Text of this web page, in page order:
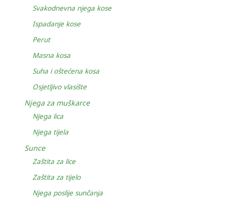
Svakodnevna njega kose
Ispadanje kose
Perut
Masna kosa
Suha i oštećena kosa
Osjetljivo vlasište
Njega za muškarce
Njega lica
Njega tijela
Sunce
Zaštita za lice
Zaštita za tijelo
Njega poslije sunčanja